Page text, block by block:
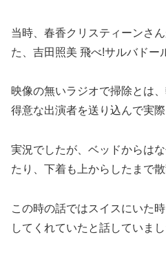
当時、春香クリスティーンさ
た、吉田照美 飛べ!サルバドー
映像の無いラジオで掃除とは
得意な出演者を送り込んで実
実況でしたが、ベッドからは
たり、下着も上からしたまで
この時の話ではスイスにいた
してくれていたと話していまし